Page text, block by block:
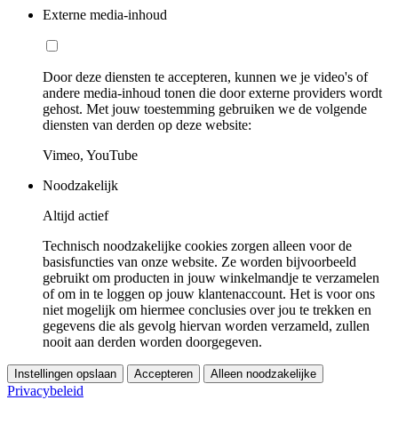
Externe media-inhoud
Door deze diensten te accepteren, kunnen we je video's of
andere media-inhoud tonen die door externe providers wordt
gehost. Met jouw toestemming gebruiken we de volgende
diensten van derden op deze website:
Vimeo, YouTube
Noodzakelijk
Altijd actief
Technisch noodzakelijke cookies zorgen alleen voor de
basisfuncties van onze website. Ze worden bijvoorbeeld
gebruikt om producten in jouw winkelmandje te verzamelen
of om in te loggen op jouw klantenaccount. Het is voor ons
niet mogelijk om hiermee conclusies over jou te trekken en
gegevens die als gevolg hiervan worden verzameld, zullen
nooit aan derden worden doorgegeven.
Instellingen opslaan Accepteren Alleen noodzakelijke
Privacybeleid